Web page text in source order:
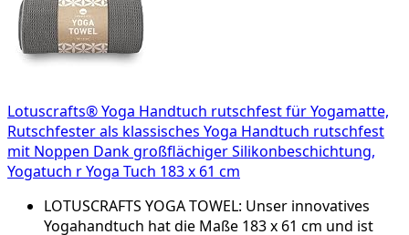
Lotuscrafts® Yoga Handtuch rutschfest für Yogamatte,
Rutschfester als klassisches Yoga Handtuch rutschfest
mit Noppen Dank großflächiger Silikonbeschichtung,
Yogatuch r Yoga Tuch 183 x 61 cm
LOTUSCRAFTS YOGA TOWEL: Unser innovatives
Yogahandtuch hat die Maße 183 x 61 cm und ist